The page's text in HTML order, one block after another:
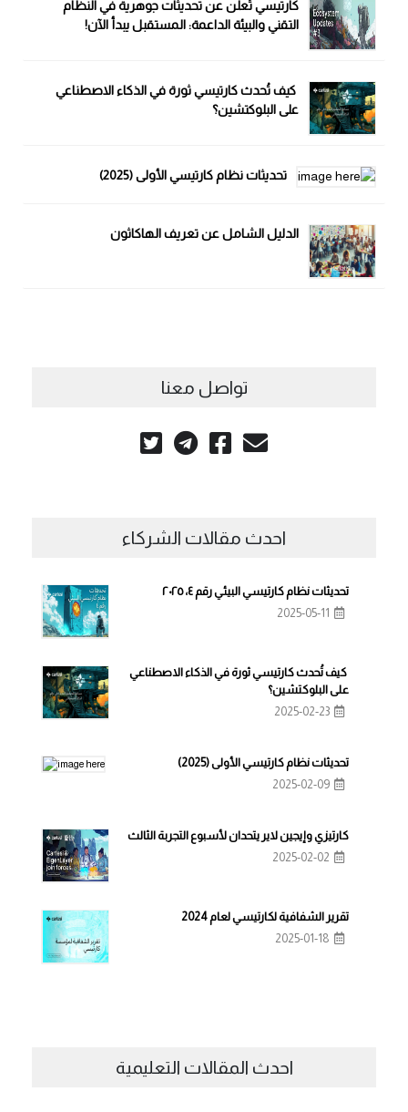
كارتيسي تُعلن عن تحديثات جوهرية في النظام
التقني والبيئة الداعمة: المستقبل يبدأ الآن!
كيف تُحدث كارتيسي ثورة في الذكاء الاصطناعي
على البلوكتشين؟
تحديثات نظام كارتيسي الأولى (2025)
الدليل الشامل عن تعريف الهاكاثون
تواصل معنا
احدث مقالات الشركاء
تحديثات نظام كارتيسي البيئي رقم ٤، ٢٠٢٥
2025-05-11
كيف تُحدث كارتيسي ثورة في الذكاء الاصطناعي
على البلوكتشين؟
2025-02-23
تحديثات نظام كارتيسي الأولى (2025)
2025-02-09
كارتيزي وإيجين لاير يتحدان لأسبوع التجربة الثالث
2025-02-02
تقرير الشفافية لكارتيسي لعام 2024
2025-01-18
احدث المقالات التعليمية